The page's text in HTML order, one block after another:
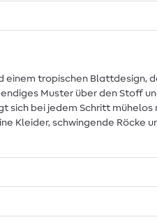
tropischen
Muster über den Stoff
sich bei jedem Schritt
Kleider, schwingende